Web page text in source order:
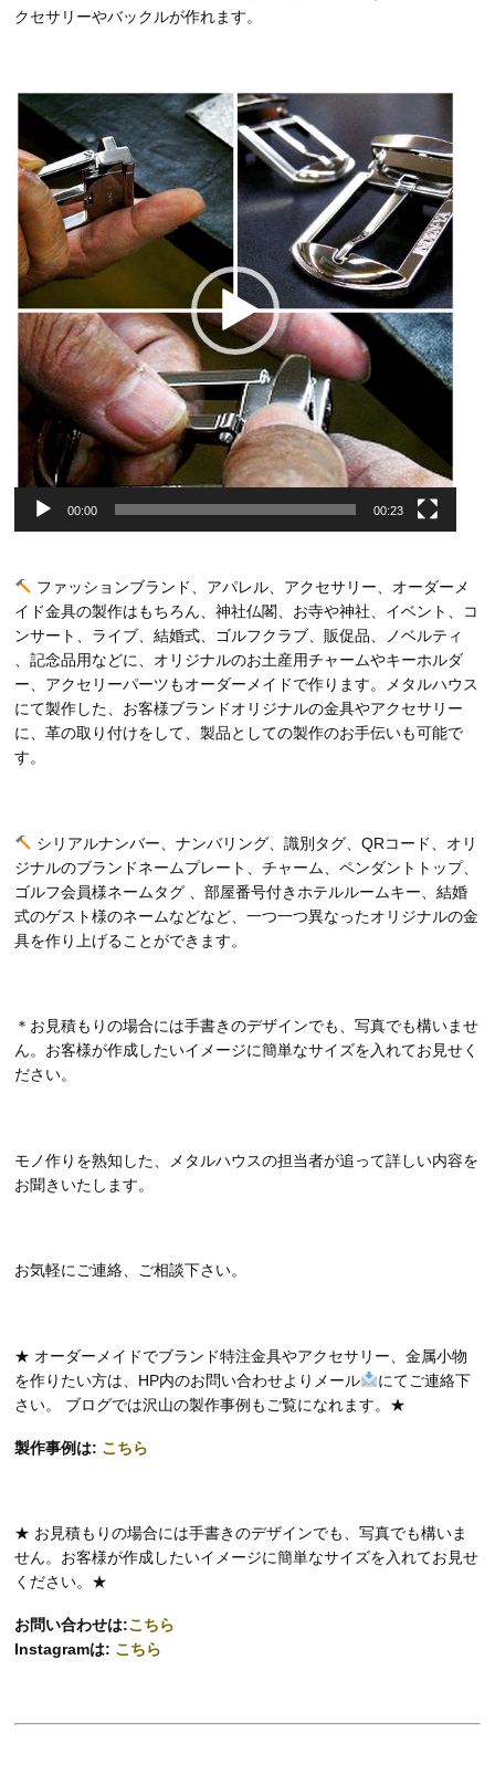
クセサリーやバックルが作れます。
動
プ
レ
ー
ヤ
ー
00:00 00:23
ファッションブランド、アパレル、アクセサリー、オーダーメ
イド金具の製作はもちろん、神社仏閣、お寺や神社、イベント、コ
ンサート、ライブ、結婚式、ゴルフクラブ、販促品、ノベルティ
、記念品用などに、オリジナルのお土産用チャームやキーホルダ
ー、アクセリーパーツもオーダーメイドで作ります。メタルハウス
にて製作した、お客様ブランドオリジナルの金具やアクセサリー
に、革の取り付けをして、製品としての製作のお手伝いも可能で
す。
シリアルナンバー、ナンバリング、識別タグ、QRコード、オリ
ジナルのブランドネームプレート、チャーム、ペンダントトップ、
ゴルフ会員様ネームタグ 、部屋番号付きホテルルームキー、結婚
式のゲスト様のネームなどなど、一つ一つ異なったオリジナルの金
具を作り上げることができます。
＊お見積もりの場合には手書きのデザインでも、写真でも構いませ
ん。お客様が作成したいイメージに簡単なサイズを入れてお見せく
ださい。
モノ作りを熟知した、メタルハウスの担当者が追って詳しい内容を
お聞きいたします。
お気軽にご連絡、ご相談下さい。
★ オーダーメイドでブランド特注金具やアクセサリー、金属小物
を作りたい方は、HP内のお問い合わせよりメール
にてご連絡下
さい。 ブログでは沢山の製作事例もご覧になれます。★
製作事例は: こちら
★ お見積もりの場合には手書きのデザインでも、写真でも構いま
せん。お客様が作成したいイメージに簡単なサイズを入れてお見せ
ください。★
お問い合わせは:こちら
Instagramは: こちら